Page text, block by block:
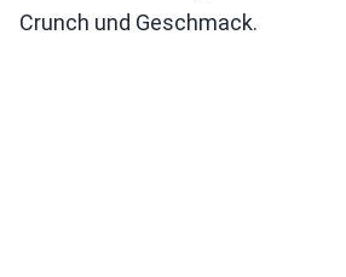
Crunch und Geschmack.